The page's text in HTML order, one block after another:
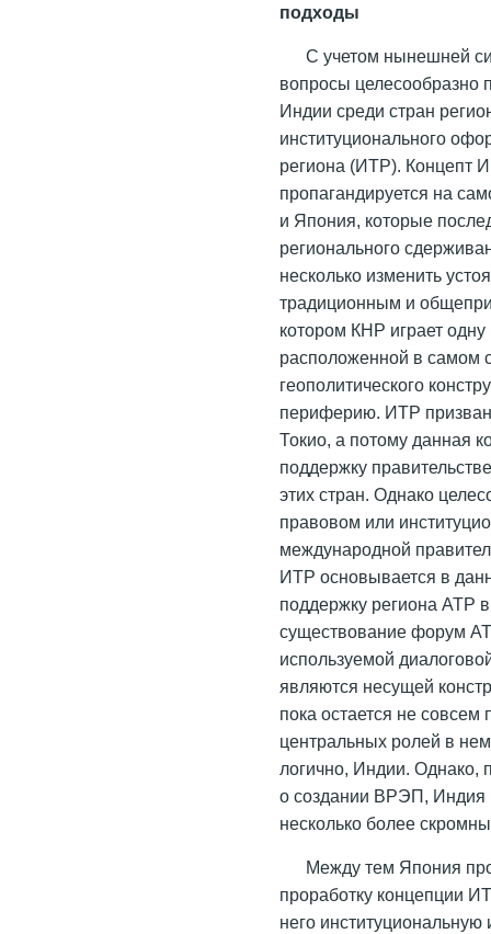
подходы
С учетом нынешней
вопросы целесообразно
Индии среди стран
институционального
региона (ИТР). Концепт
пропагандируется на
и Япония, которые
регионального
несколько изменить
традиционным и
котором КНР играет
расположенной в самом
геополитического
периферию. ИТР призван
Токио, а потому данная
поддержку
этих стран. Однако
правовом или
международной
ИТР основывается в
поддержку региона АТР
существование форум
используемой
являются несущей
пока остается не
центральных ролей в
логично, Индии. Однако,
о создании ВРЭП, Индия
несколько более
Между тем Япония
проработку концепции
него